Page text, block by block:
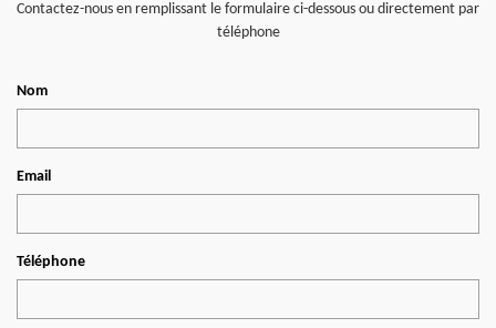
Contactez-nous en remplissant le formulaire ci-dessous ou directement par
téléphone
Nom
Email
Téléphone